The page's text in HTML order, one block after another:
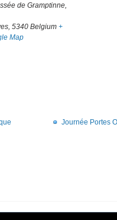
de Gramptinne,
, 5340 Belgium +
Map
Journée Portes